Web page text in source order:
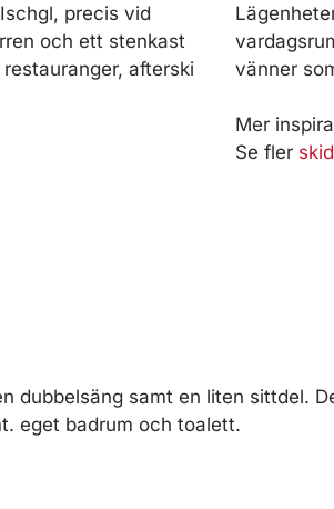
precis vid
och ett stenkast
afterski
vänner
Mer
Se fler
dubbelsäng samt en liten sittdel.
eget badrum och toalett.